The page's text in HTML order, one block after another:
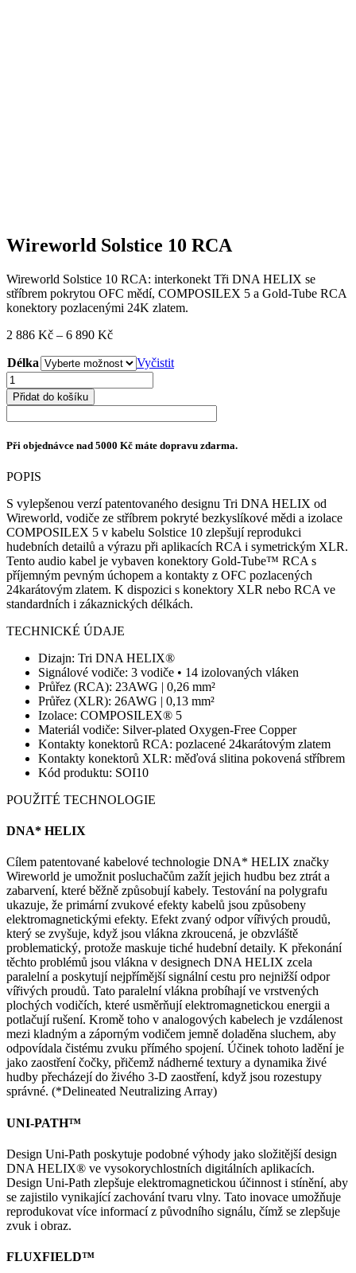
Wireworld Solstice 10 RCA
Wireworld Solstice 10 RCA: interkonekt Tři DNA HELIX se
stříbrem pokrytou OFC mědí, COMPOSILEX 5 a Gold-Tube RCA
konektory pozlacenými 24K zlatem.
2 886 Kč – 6 890 KčRozpětí
2
886 Kč
až
6
890 Kč
Délka
Vyčistit
Wireworld
Solstice
10
RCA
Přidat do košíku
Při objednávce nad 5000 Kč máte dopravu zdarma.
POPIS
S vylepšenou verzí patentovaného designu Tri DNA HELIX od
Wireworld, vodiče ze stříbrem pokryté bezkyslíkové mědi a izolace
COMPOSILEX 5 v kabelu Solstice 10 zlepšují reprodukci
hudebních detailů a výrazu při aplikacích RCA i symetrickým XLR.
Tento audio kabel je vybaven konektory Gold-Tube™ RCA s
příjemným pevným úchopem a kontakty z OFC pozlacených
24karátovým zlatem. K dispozici s konektory XLR nebo RCA ve
standardních i zákaznických délkách.
TECHNICKÉ ÚDAJE
Dizajn: Tri DNA HELIX®
Signálové vodiče: 3 vodiče • 14 izolovaných vláken
Průřez (RCA): 23AWG | 0,26 mm²
Průřez (XLR): 26AWG | 0,13 mm²
Izolace: COMPOSILEX® 5
Materiál vodiče: Silver-plated Oxygen-Free Copper
Kontakty konektorů RCA: pozlacené 24karátovým zlatem
Kontakty konektorů XLR: měďová slitina pokovená stříbrem
Kód produktu: SOI10
POUŽITÉ TECHNOLOGIE
DNA* HELIX
Cílem patentované kabelové technologie DNA* HELIX značky
Wireworld je umožnit posluchačům zažít jejich hudbu bez ztrát a
zabarvení, které běžně způsobují kabely. Testování na polygrafu
ukazuje, že primární zvukové efekty kabelů jsou způsobeny
elektromagnetickými efekty. Efekt zvaný odpor vířivých proudů,
který se zvyšuje, když jsou vlákna zkroucená, je obzvláště
problematický, protože maskuje tiché hudební detaily. K překonání
těchto problémů jsou vlákna v designech DNA HELIX zcela
paralelní a poskytují nejpřímější signální cestu pro nejnižší odpor
vířivých proudů. Tato paralelní vlákna probíhají ve vrstvených
plochých vodičích, které usměrňují elektromagnetickou energii a
potlačují rušení. Kromě toho v analogových kabelech je vzdálenost
mezi kladným a záporným vodičem jemně doladěna sluchem, aby
odpovídala čistému zvuku přímého spojení. Účinek tohoto ladění je
jako zaostření čočky, přičemž nádherné textury a dynamika živé
hudby přecházejí do živého 3-D zaostření, když jsou rozestupy
správné. (*Delineated Neutralizing Array)
UNI-PATH™
Design Uni-Path poskytuje podobné výhody jako složitější design
DNA HELIX® ve vysokorychlostních digitálních aplikacích.
Design Uni-Path zlepšuje elektromagnetickou účinnost i stínění, aby
se zajistilo vynikající zachování tvaru vlny. Tato inovace umožňuje
reprodukovat více informací z původního signálu, čímž se zlepšuje
zvuk i obraz.
FLUXFIELD™